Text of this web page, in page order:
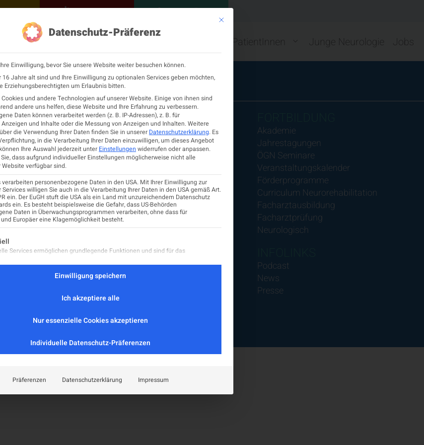
KONTAKT MEINE ÖGN
PatientInnen Junge Neurologie Jobs
PATIENTINNEN
Facharztordinationen
Neurologische Abteilungen
MS-Zentren
PatientInnenverfügung
NEUROLOGIE
Leitlinien
MS-Register (extern)
MS-Zentren
Facharztordinationen
Neurologische Abteilungen
Akademie
Jahrestagungen
ÖGN Seminare
Veranstaltungskalender
Förderprogramme
Curriculum Neurorehabilitation
Facharztausbildung
Facharztprüfung
Neurologisch
Podcast
News
Presse
Mit diesem Button wird der Dialog geschlossen. Seine Funktionalität ist
Datenschutz-Präferenz
Einwilligung, bevor Sie unsere Website weiter besuchen können.
16 Jahre alt sind und Ihre Einwilligung zu optionalen Services geben möchten,
Erziehungsberechtigten um Erlaubnis bitten.
und andere Technologien auf unserer Website. Einige von ihnen sind
andere uns helfen, diese Website und Ihre Erfahrung zu verbessern.
Daten können verarbeitet werden (z. B. IP-Adressen), z. B. für
und Inhalte oder die Messung von Anzeigen und Inhalten.Weitere
die Verwendung Ihrer Daten finden Sie in unserer Datenschutzerklärung. Es
in die Verarbeitung Ihrer Daten einzuwilligen, um dieses Angebot
Ihre Auswahl jederzeit unter Einstellungen widerrufen oder anpassen.
dass aufgrund individueller Einstellungen möglicherweise nicht alle
verfügbar sind.
verarbeiten personenbezogene Daten in den USA. Mit Ihrer Einwilligung zur
willigen Sie auch in die Verarbeitung Ihrer Daten in den USA gemäß Art.
ein. Der EuGH stuft die USA als ein Land mit unzureichendem Datenschutz
ein. Es besteht beispielsweise die Gefahr, dass US-Behörden
Daten in Überwachungsprogrammen verarbeiten, ohne dass für
Europäer eine Klagemöglichkeit besteht.
Liste der Service-Gruppen, für die eine Einwilligung erteilt werden kann. Die erste Service-Gruppe ist essenziell und
Services ermöglichen grundlegende Funktionen und sind für das
Cookies sammeln Nutzungsdaten, die uns Aufschluss darüber geben, wie
Werbung anzuzeigen. Sie tun dies, indem sie Besucher über Websites
Videoplattformen und Social-Media-Plattformen werden standardmäßig
Einwilligung speichern
Ich akzeptiere alle
Nur essenzielle Cookies akzeptieren
Individuelle Datenschutz-Präferenzen
Präferenzen Datenschutzerklärung Impressum